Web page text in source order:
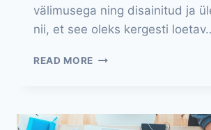
välimusega ning disainitud ja
nii, et see oleks kergesti
READ MORE VEEBILAHENDUSED